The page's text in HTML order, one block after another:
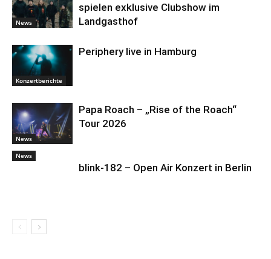
News
spielen exklusive Clubshow im
Landgasthof
Konzertberichte
Periphery live in Hamburg
News
Papa Roach – „Rise of the Roach“
Tour 2026
News
blink-182 – Open Air Konzert in Berlin